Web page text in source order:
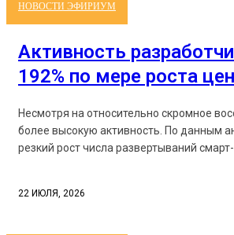
НОВОСТИ ЭФИРИУМ
Активность
192% по мере роста
Несмотря на относительно скромное
более высокую активность. По данным
резкий рост числа развертываний
22 ИЮЛЯ, 2026